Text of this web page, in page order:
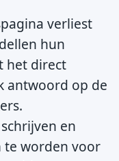
verliest
hun
het direct
antwoord op de
en
te worden voor